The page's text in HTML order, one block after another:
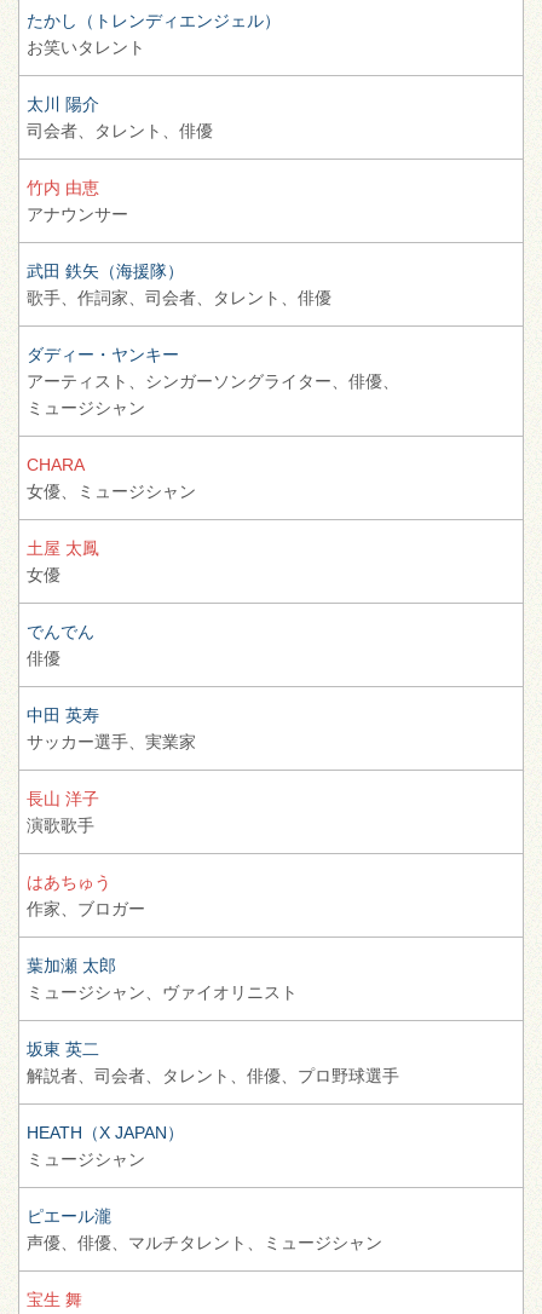
たかし（トレンディエンジェル）
お笑いタレント
太川 陽介
司会者、
タレント、 俳優
竹内 由恵
アナウンサー
武田 鉄矢（海援隊）
歌手、 作詞家、 司会者、 タレント、 俳優
ダディー・ヤンキー
アーティスト、 シンガーソングライター、 俳優、
ミュージシャン
CHARA
女優、
ミュージシャン
土屋 太鳳
女優
でんでん
俳優
中田 英寿
サッカー選手、 実業家
長山 洋子
演歌歌手
はあちゅう
作家、 ブロガー
葉加瀬 太郎
ミュージシャン、 ヴァイオリニスト
坂東 英二
解説者、 司会者、 タレント、 俳優、 プロ野球選手
HEATH（X JAPAN）
ミュージシャン
ピエール瀧
声優、 俳優、 マルチタレント、 ミュージシャン
宝生 舞